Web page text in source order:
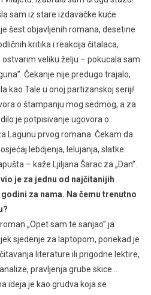
sam iz stare izdavačke kuće
šest objavljenih romana, desetine
kritika i reakcija čitalaca,
veliku želju – pokucala sam
Čekanje nije predugo trajalo,
kao Tale u onoj partizanskoj seriji!
o štampanju mog sedmog, a za
je potpisivanje ugovora o
Lagunu prvog romana. Čekam da
lebdjenja, lelujanja, slatke
– kaže Ljiljana Šarac za „Dan”.
je za jednu od najčitanijih
za nama. Na čemu trenutno
„Opet sam te sanjao” ja
sjedenje za laptopom, ponekad je
literature ili prigodne lektire,
pravljenja grube skice…
ideja je kao grudva koja se